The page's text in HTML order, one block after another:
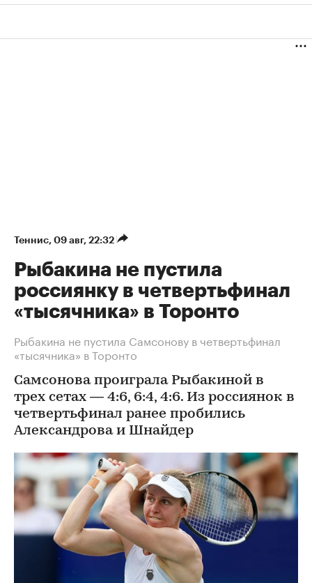
Теннис⁠, 09 авг, 22:32
Рыбакина не пустила
россиянку в четвертьфинал
«тысячника» в Торонто
Рыбакина не пустила Самсонову в четвертьфинал
«тысячника» в Торонто
Самсонова проиграла Рыбакиной в
трех сетах — 4:6, 6:4, 4:6. Из россиянок в
четвертьфинал ранее пробились
Александрова и Шнайдер